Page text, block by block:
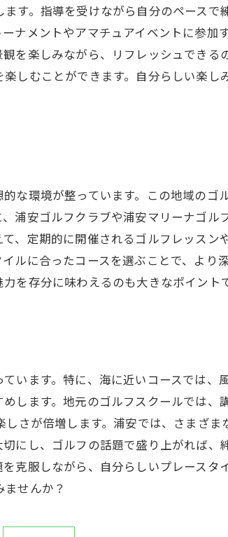
す。指導を受けながら自分のペースで
ナメントやアマチュアイベントに参加
を楽しみながら、リフレッシュできる
しむことができます。自分らしい楽し
な環境が整っています。この地域のゴ
浦安ゴルフクラブや浦安マリーナゴル
、定期的に開催されるゴルフレッスン
ルに合ったコースを選ぶことで、より
を存分に味わえるのも大きなポイントで
います。特に、海に近いコースでは、
します。地元のゴルフスクールでは、
さが倍増します。浦安では、さまざ
にし、ゴルフの話題で盛り上がれば、
克服しながら、自分らしいプレースタ
せんか？